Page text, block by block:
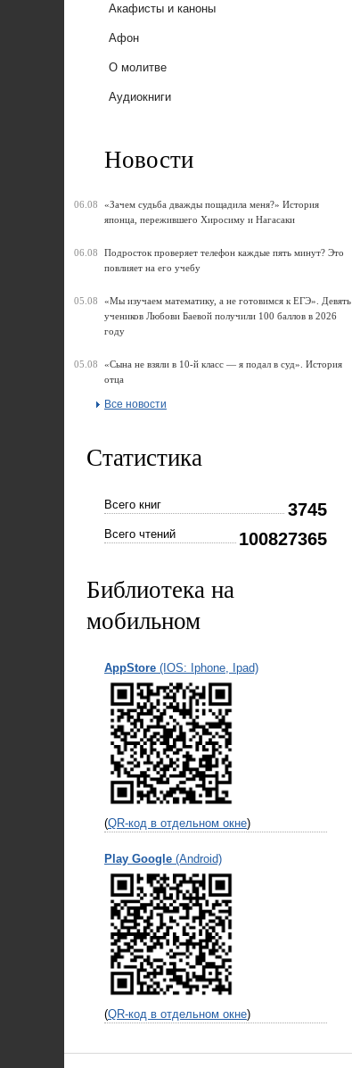
Акафисты и каноны
Афон
О молитве
Аудиокниги
Новости
06.08
«Зачем судьба дважды пощадила меня?» История
японца, пережившего Хиросиму и Нагасаки
06.08
Подросток проверяет телефон каждые пять минут? Это
повлияет на его учебу
05.08
«Мы изучаем математику, а не готовимся к ЕГЭ». Девять
учеников Любови Баевой получили 100 баллов в 2026
году
05.08
«Сына не взяли в 10-й класс — я подал в суд». История
отца
Все новости
Статистика
3745
Всего книг
100827365
Всего чтений
Библиотека на
мобильном
AppStore (IOS: Iphone, Ipad)
(QR-код в отдельном окне)
Play Google (Android)
(QR-код в отдельном окне)